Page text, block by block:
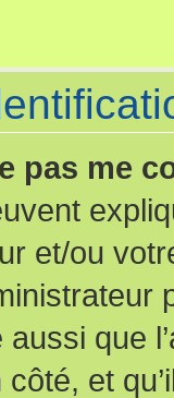
pas me
et/ou
que
et